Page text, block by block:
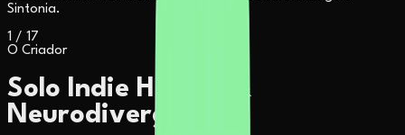
Sintonia.
1 / 17
O Criador
Solo Indie Hacker &
Neurodivergente